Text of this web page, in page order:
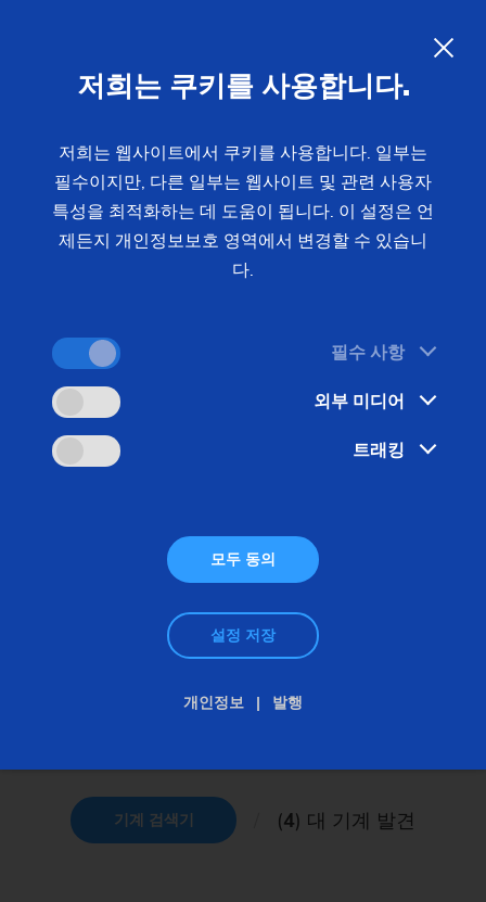
핑으로 수직형 하드 선삭의 장점을 연삭의 장점과 결
합하여 하나로 만듭니다.
수직 선반 및 연마기
개요: 수직형 선삭 및 연삭 센터
기계 검색기 (4) 대 기계 발견
저희는 쿠키를 사용합니다.
저희는 웹사이트에서 쿠키를 사용합니다. 일부는
필수이지만, 다른 일부는 웹사이트 및 관련 사용자
특성을 최적화하는 데 도움이 됩니다. 이 설정은 언
제든지 개인정보보호 영역에서 변경할 수 있습니
다.
필수 사항
외부 미디어
트래킹
모두 동의
설정 저장
개인정보 발행